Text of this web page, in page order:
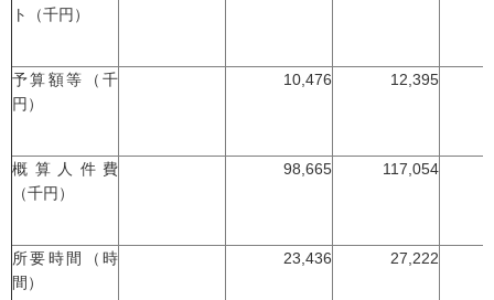
ト（千円）
予算額等（千
円）
10,476 12,395
概算人件費
（千円）
98,665 117,054
所要時間（時
間）
23,436 27,222